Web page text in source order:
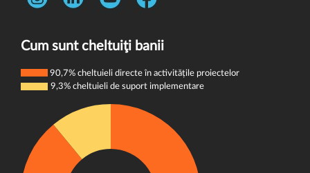
Întrebări frecvente
Politica de cookie-uri
Telefon:
0731 444 013
Cum sunt cheltuiţi banii
90,7% cheltuieli directe în activitățile proiectelor
9,3% cheltuieli de suport implementare